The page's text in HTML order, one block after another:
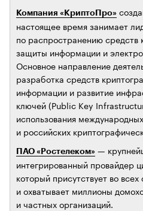
Компания «КриптоПро»
настоящее время занимает
по распространению средств
защиты информации и
Основное направление
разработка средств
информации и развитие
ключей (Public Key
использования
и российских
ПАО «Ростелеком» —
интегрированный провайдер
который присутствует во
и охватывает миллионы
и частных организаций.